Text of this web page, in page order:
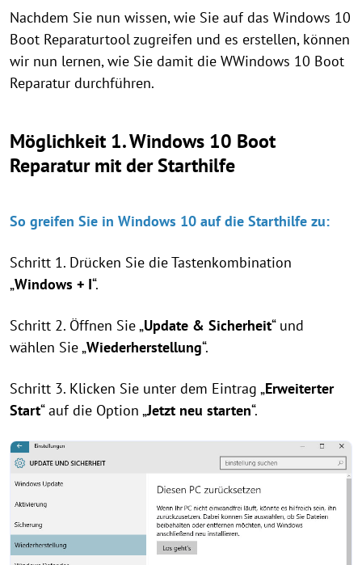
Nachdem Sie nun wissen, wie Sie auf das Windows 10
Boot Reparaturtool zugreifen und es erstellen, können
wir nun lernen, wie Sie damit die WWindows 10 Boot
Reparatur durchführen.
Möglichkeit 1. Windows 10 Boot
Reparatur mit der Starthilfe
So greifen Sie in Windows 10 auf die Starthilfe zu:
Schritt 1. Drücken Sie die Tastenkombination
„Windows + I“.
Schritt 2. Öffnen Sie „Update & Sicherheit“ und
wählen Sie „Wiederherstellung“.
Schritt 3. Klicken Sie unter dem Eintrag „Erweiterter
Start“ auf die Option „Jetzt neu starten“.